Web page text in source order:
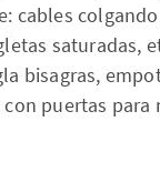
cables
saturadas,
bisagras,
puertas para